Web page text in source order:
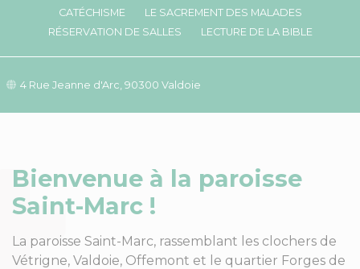
CATÉCHISME
LE SACREMENT DES MALADES
RÉSERVATION DE SALLES
LECTURE DE LA BIBLE
4 Rue Jeanne d'Arc, 90300 Valdoie
Bienvenue à la paroisse
Saint-Marc !
La paroisse Saint-Marc, rassemblant les clochers de
Vétrigne, Valdoie, Offemont et le quartier Forges de